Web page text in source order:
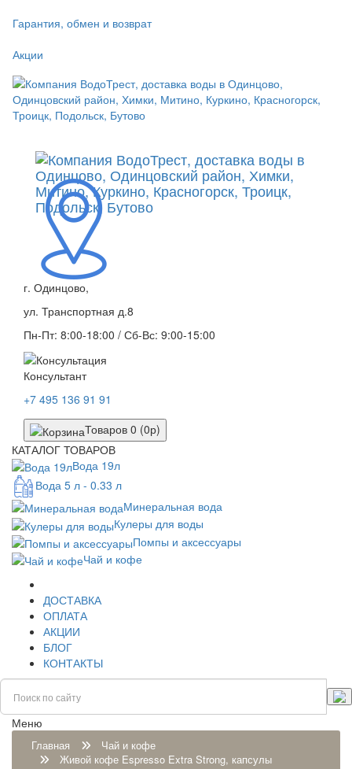
Гарантия, обмен и возврат
Акции
г. Одинцово,
ул. Транспортная д.8
Пн-Пт: 8:00-18:00 / Сб-Вс: 9:00-15:00
Консультант
+7 495 136 91 91
Товаров 0 (0р)
КАТАЛОГ ТОВАРОВ
Вода 19л
Вода 5 л - 0.33 л
Минеральная вода
Кулеры для воды
Помпы и аксессуары
Чай и кофе
ДОСТАВКА
ОПЛАТА
АКЦИИ
БЛОГ
КОНТАКТЫ
Меню
Главная
Чай и кофе
Живой кофе Espresso Extra Strong, капсулы